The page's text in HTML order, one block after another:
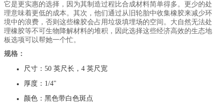
它是更实惠的选择，因为其制造过程比合成材料简单得多。更少的处
理意味着更低的成本。其次，他们通过从旧轮胎中收集橡胶来减少环
境中的浪费，否则这些橡胶会占用垃圾填埋场的空间。大自然无法处
理橡胶等不可生物降解材料的堆积，因此选择这些经济高效的生态地
板选项可以帮她一个忙。
规格：
尺寸：50 英尺长，4 英尺宽
厚度：1/4"
颜色：黑色带白色斑点